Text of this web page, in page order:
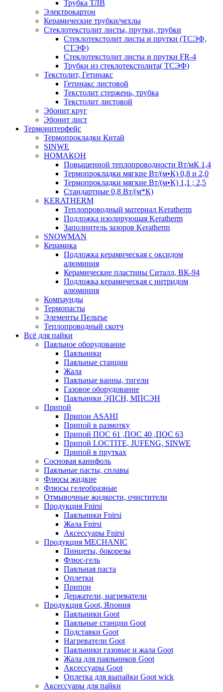
Трубка ТЛВ
Электрокартон
Керамические трубки/чехлы
Cтеклотекстолит листы, прутки, трубки
Стеклотекстолит листы и прутки (ТСЭФ,
СТЭФ)
Стеклотекстолит листы и прутки FR-4
Трубки из стеклотекстолита( ТСЭФ)
Текстолит, Гетинакс
Гетинакс листовой
Текстолит стержень, трубка
Текстолит листовой
Эбонит круг
Эбонит лист
Термоинтерфейс
Термопрокладки Китай
SINWE
НОМАКОН
Повышенной теплопроводности Вт/мК 1,4
Термопрокладки мягкие Вт/(м•К) 0,8 и 2,0
Термопрокладки мягкие Вт/(м•К) 1,1 ; 2,5
Стандартные 0,8 Вт/(м*К)
KERATHERM
Теплопроводный материал Keratherm
Подложка изолирующая Keratherm
Заполнитель зазоров Keratherm
SNOWMAN
Керамика
Подложка керамическая с оксидом
алюминия
Керамические пластины Ситалл, ВК-94
Подложка керамическая с нитридом
алюминия
Компаунды
Термопасты
Элементы Пельтье
Теплопроводный скотч
Всё для пайки
Паяльное оборудование
Паяльники
Паяльные станции
Жала
Паяльные ванны, тигели
Газовое оборудование
Паяльники ЭПСН, МПСЭН
Припой
Припои ASAHI
Припой в размотку
Припой ПОС 61 ,ПОС 40 ,ПОС 63
Припой LOCTITE, JUFENG, SINWE
Припой в прутках
Сосновая канифоль
Паяльные пасты, сплавы
Флюсы жидкие
Флюсы гелеобразные
Отмывочные жидкости, очистители
Продукция Fnirsi
Паяльники Fnirsi
Жала Fnirsi
Аксессуары Fnirsi
Продукция MECHANIC
Пинцеты, бокорезы
Флюс-гель
Паяльная паста
Оплетки
Припои
Держатели, нагреватели
Продукция Goot, Япония
Паяльники Goot
Паяльные станции Goot
Подставки Goot
Нагреватели Goot
Паяльники газовые и жала Goot
Жала для паяльников Goot
Аксессуары Goot
Оплетка для выпайки Goot wick
Аксессуары для пайки